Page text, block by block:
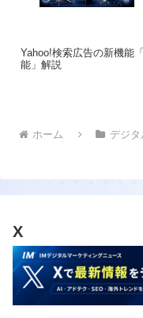
Yahoo!検索広告の新機能
能」解説
ホーム デジ
X